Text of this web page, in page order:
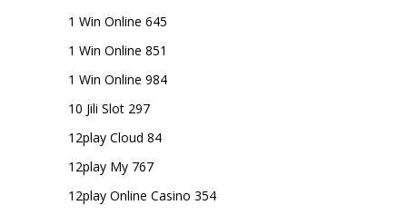
1 Win Online 645
1 Win Online 851
1 Win Online 984
10 Jili Slot 297
12play Cloud 84
12play My 767
12play Online Casino 354